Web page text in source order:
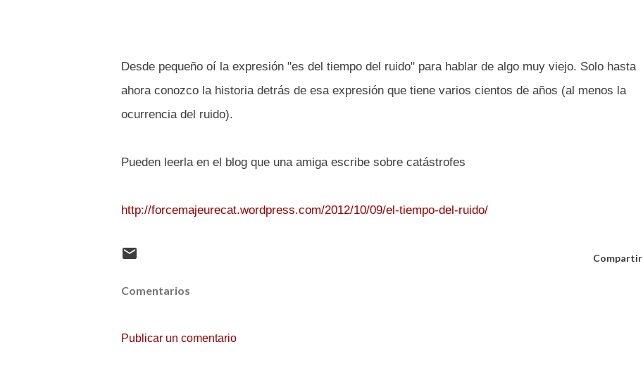
Desde pequeño oí la expresión "es del tiempo del ruido" para hablar de algo muy viejo. Solo hasta
ahora conozco la historia detrás de esa expresión que tiene varios cientos de años (al menos la
ocurrencia del ruido).
Pueden leerla en el blog que una amiga escribe sobre catástrofes
http://forcemajeurecat.wordpress.com/2012/10/09/el-tiempo-del-ruido/
Compartir
Comentarios
Publicar un comentario